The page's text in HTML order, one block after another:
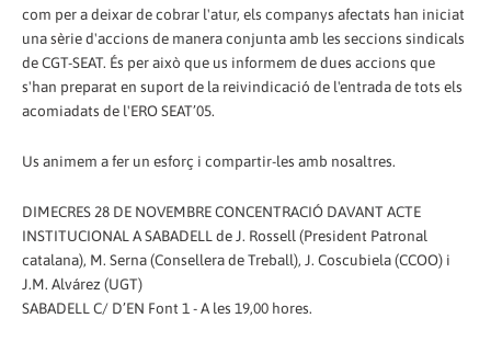
com per a deixar de cobrar l'atur, els companys afectats han iniciat
una sèrie d'accions de manera conjunta amb les seccions sindicals
de CGT-SEAT. És per això que us informem de dues accions que
s'han preparat en suport de la reivindicació de l'entrada de tots els
acomiadats de l'ERO SEAT’05.
Us animem a fer un esforç i compartir-les amb nosaltres.
DIMECRES 28 DE NOVEMBRE CONCENTRACIÓ DAVANT ACTE
INSTITUCIONAL A SABADELL de J. Rossell (President Patronal
catalana), M. Serna (Consellera de Treball), J. Coscubiela (CCOO) i
J.M. Alvárez (UGT)
SABADELL C/ D’EN Font 1 - A les 19,00 hores.